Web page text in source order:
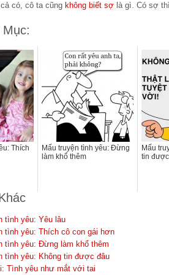
có, cô ta cũng không biết sợ là gì. Có sợ
Mục:
Thích
Mấu truyện tình yêu: Đừng
làm khổ thêm
Mấu
tin
tình yêu: Yêu lâu
tình yêu: Thích cô con gái hơn
tình yêu: Đừng làm khổ thêm
tình yêu: Không tin được đâu
Tình yêu như mắt với tai